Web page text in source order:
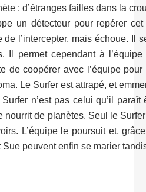
: d’étranges failles dans la
un détecteur pour repérer
de l’intercepter, mais échoue. Il
Il permet cependant à
de coopérer avec l’équipe
Le Surfer est attrapé, et
n’est pas celui qu’il
nourrit de planètes. Seul le
L’équipe le poursuit et,
peuvent enfin se marier